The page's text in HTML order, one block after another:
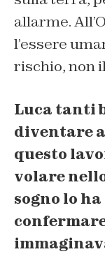
allarme.
l’essere
rischio, non
Luca tanti
diventare
questo
volare
sogno lo